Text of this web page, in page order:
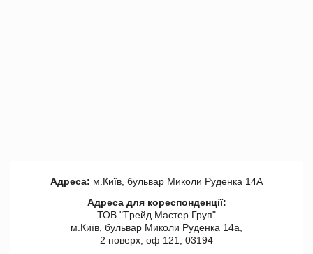
Адреса: м.Київ, бульвар Миколи Руденка 14А
Адреса для кореспонденції:
ТОВ "Tрейд Мастер Груп"
м.Київ, бульвар Миколи Руденка 14а,
2 поверх, оф 121, 03194